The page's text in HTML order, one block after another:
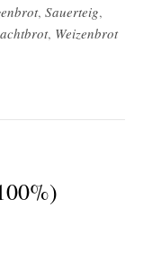
, Sauerteig,
, Weizenbrot